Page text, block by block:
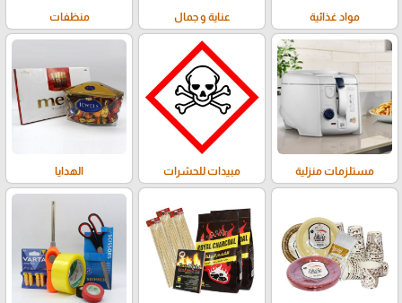
مواد غذائية عناية و جمال منظفات
مستلزمات منزلية مبيدات للحشرات الهدايا